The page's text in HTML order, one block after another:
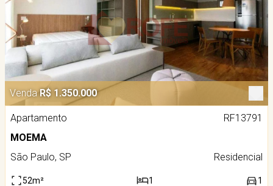
Venda R$ 1.350.000
Apartamento
RF13791
MOEMA
São Paulo, SP
Residencial
52m² 1 1